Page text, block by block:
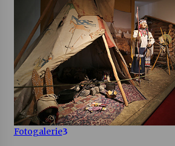
Vysočinka
17. 7. 2026
Ozvěny prázdnin
14. 7. 2026
Fotogalerie3